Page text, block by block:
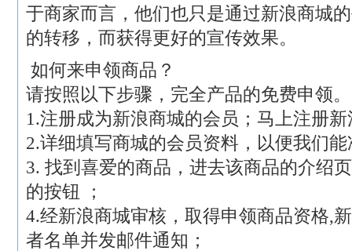
于商家而言，他们也只是通过新浪商城
的转移，而获得更好的宣传效果。
如何来申领商品？
请按照以下步骤，完全产品的免费申领。
1.注册成为新浪商城的会员；马上注册
2.详细填写商城的会员资料，以便我们
3. 找到喜爱的商品，进去该商品的介绍
的按钮 ；
4.经新浪商城审核，取得申领商品资格,
者名单并发邮件通知；